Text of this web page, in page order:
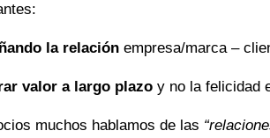
la relación empresa/marca –
valor a largo plazo y no la felicidad
muchos hablamos de las